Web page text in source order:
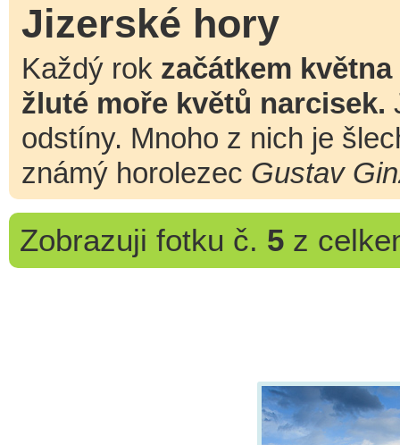
Jizerské hory
Každý rok začátkem května
žluté moře květů narcisek.
odstíny. Mnoho z nich je
známý horolezec Gustav
Zobrazuji fotku č. 5z